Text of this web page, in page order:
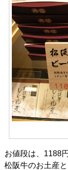
お値段は、1188
松阪牛のお土産